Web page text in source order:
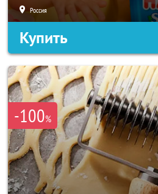
Россия
Купить
-100%